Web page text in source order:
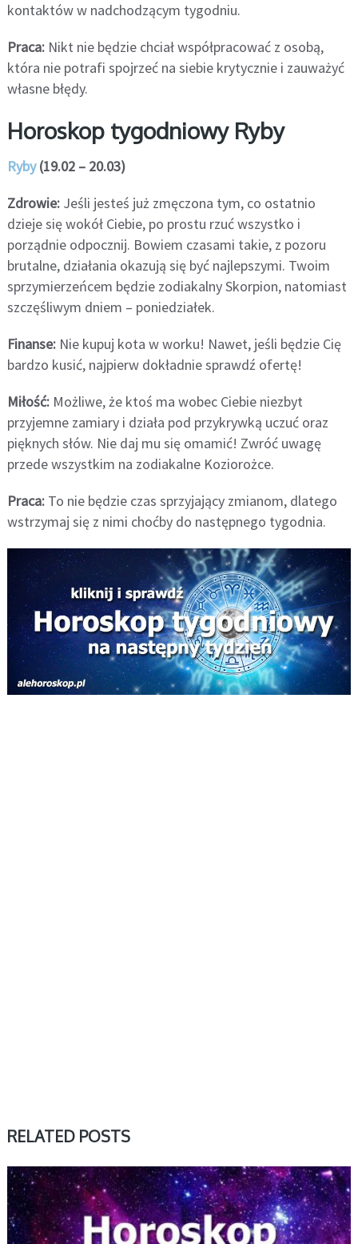
kontaktów w nadchodzącym tygodniu.
Praca:Nikt nie będzie chciał współpracować z osobą,
która nie potrafi spojrzeć na siebie krytycznie i zauważyć
własne błędy.
Horoskop tygodniowy Ryby
Ryby(19.02 – 20.03)
Zdrowie:Jeśli jesteś już zmęczona tym, co ostatnio
dzieje się wokół Ciebie, po prostu rzuć wszystko i
porządnie odpocznij. Bowiem czasami takie, z pozoru
brutalne, działania okazują się być najlepszymi. Twoim
sprzymierzeńcem będzie zodiakalny Skorpion, natomiast
szczęśliwym dniem – poniedziałek.
Finanse:Nie kupuj kota w worku! Nawet, jeśli będzie Cię
bardzo kusić, najpierw dokładnie sprawdź ofertę!
Miłość:Możliwe, że ktoś ma wobec Ciebie niezbyt
przyjemne zamiary i działa pod przykrywką uczuć oraz
pięknych słów. Nie daj mu się omamić! Zwróć uwagę
przede wszystkim na zodiakalne Koziorożce.
Praca:To nie będzie czas sprzyjający zmianom, dlatego
wstrzymaj się z nimi choćby do następnego tygodnia.
RELATED POSTS
TYGODNIOWY